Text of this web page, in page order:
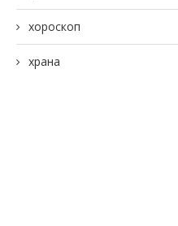
хороскоп
храна